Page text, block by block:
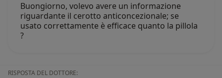
Buongiorno, volevo avere un informazione
riguardante il cerotto anticoncezionale; se
usato correttamente è efficace quanto la pillola
?
RISPOSTA DEL DOTTORE: